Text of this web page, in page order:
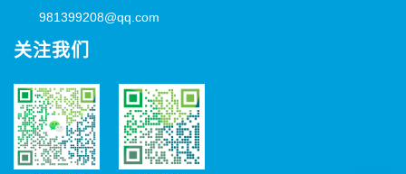
981399208@qq.com
关注我们